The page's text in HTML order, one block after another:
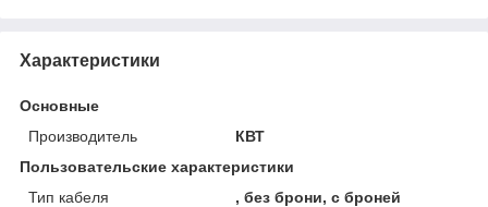
Характеристики
Основные
Производитель
КВТ
Пользовательские характеристики
Тип кабеля
, без брони, с броней